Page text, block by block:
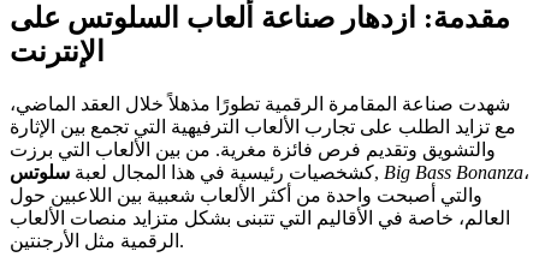
مقدمة: ازدهار صناعة ألعاب السلوتس على
الإنترنت
شهدت صناعة المقامرة الرقمية تطورًا مذهلاً خلال العقد الماضي،
مع تزايد الطلب على تجارب الألعاب الترفيهية التي تجمع بين الإثارة
والتشويق وتقديم فرص فائزة مغرية. من بين الألعاب التي برزت
كشخصيات رئيسية في هذا المجال لعبة سلوتس , Big Bass Bonanza،
والتي أصبحت واحدة من أكثر الألعاب شعبية بين اللاعبين حول
العالم، خاصة في الأقاليم التي تتبنى بشكل متزايد منصات الألعاب
الرقمية مثل الأرجنتين.